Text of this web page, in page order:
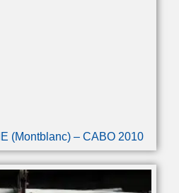
(Montblanc) – CABO 2010